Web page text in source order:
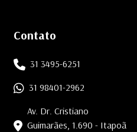
Contato
31 3495-6251
31 98401-2962
Av. Dr. Cristiano
Guimarães, 1.690 - Itapoã